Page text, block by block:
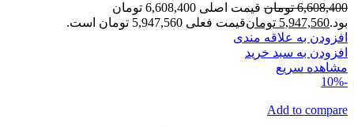
6,608,400 تومان
قیمت اصلی 6,608,400 تومان
بود.5,947,560 تومانقیمت فعلی 5,947,560 تومان است.
افزودن به علاقه مندی
افزودن به سبد خرید
مشاهده سریع
-10%
Add to compare